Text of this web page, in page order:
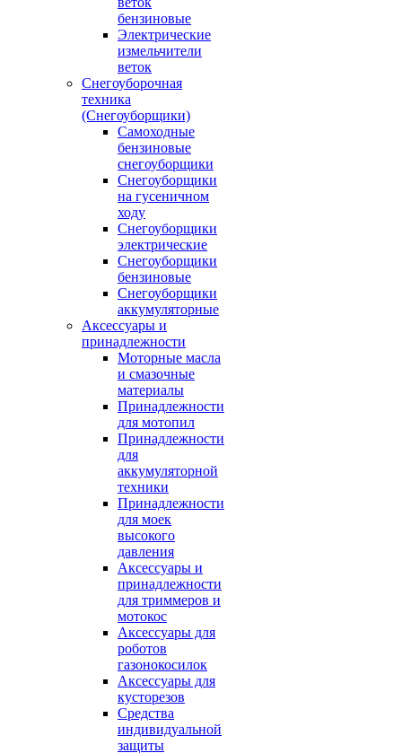
бензиновые
Электрические
измельчители
веток
Снегоуборочная
техника
(Снегоуборщики)
Самоходные
бензиновые
снегоуборщики
Снегоуборщики
на гусеничном
ходу
Снегоуборщики
электрические
Снегоуборщики
бензиновые
Снегоуборщики
аккумуляторные
Аксессуары и
принадлежности
Моторные масла
и смазочные
материалы
Принадлежности
для мотопил
Принадлежности
для
аккумуляторной
техники
Принадлежности
для моек
высокого
давления
Аксессуары и
принадлежности
для триммеров и
мотокос
Аксессуары для
роботов
газонокосилок
Аксессуары для
кусторезов
Средства
индивидуальной
защиты